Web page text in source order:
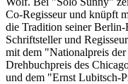
Co-Regisseur und knüpft
die Tradition seiner
Schriftsteller und
mit dem "Nationalpreis
Drehbuchpreis des
und dem "Ernst Lubitsch-